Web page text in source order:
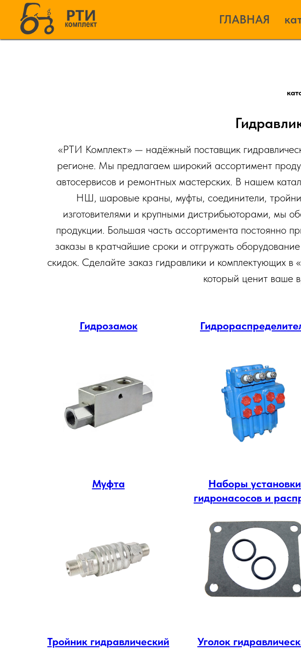
ГЛАВНАЯ
«РТИ Комплект» — надёжный поставщик
регионе. Мы предлагаем широкий ассортимент
автосервисов и ремонтных мастерских. В нашем
НШ, шаровые краны, муфты, соединители,
изготовителями и крупными дистрибьюторами, мы
продукции. Большая часть ассортимента постоянно
заказы в кратчайшие сроки и отгружать
скидок. Сделайте заказ гидравлики и комплектующих
который ценит ваше
Гидрозамок
Муфта
Наборы установки
гидронасосов и
Тройник гидравлический Уголок